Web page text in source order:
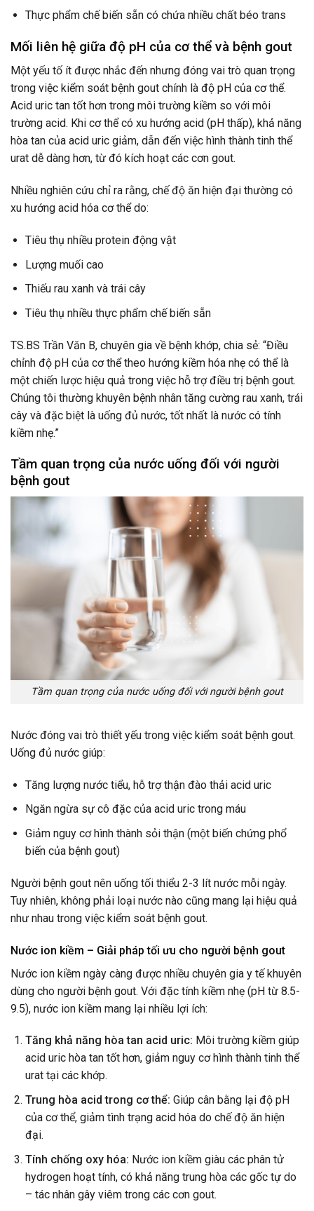
Thực phẩm chế biến sẵn có chứa nhiều chất béo trans
Mối liên hệ giữa độ pH của cơ thể và bệnh gout
Một yếu tố ít được nhắc đến nhưng đóng vai trò quan trọng
trong việc kiểm soát bệnh gout chính là độ pH của cơ thể.
Acid uric tan tốt hơn trong môi trường kiềm so với môi
trường acid. Khi cơ thể có xu hướng acid (pH thấp), khả năng
hòa tan của acid uric giảm, dẫn đến việc hình thành tinh thể
urat dễ dàng hơn, từ đó kích hoạt các cơn gout.
Nhiều nghiên cứu chỉ ra rằng, chế độ ăn hiện đại thường có
xu hướng acid hóa cơ thể do:
Tiêu thụ nhiều protein động vật
Lượng muối cao
Thiếu rau xanh và trái cây
Tiêu thụ nhiều thực phẩm chế biến sẵn
TS.BS Trần Văn B, chuyên gia về bệnh khớp, chia sẻ: “Điều
chỉnh độ pH của cơ thể theo hướng kiềm hóa nhẹ có thể là
một chiến lược hiệu quả trong việc hỗ trợ điều trị bệnh gout.
Chúng tôi thường khuyên bệnh nhân tăng cường rau xanh, trái
cây và đặc biệt là uống đủ nước, tốt nhất là nước có tính
kiềm nhẹ.”
Tầm quan trọng của nước uống đối với người
bệnh gout
Tầm quan trọng của nước uống đối với người bệnh gout
Nước đóng vai trò thiết yếu trong việc kiểm soát bệnh gout.
Uống đủ nước giúp:
Tăng lượng nước tiểu, hỗ trợ thận đào thải acid uric
Ngăn ngừa sự cô đặc của acid uric trong máu
Giảm nguy cơ hình thành sỏi thận (một biến chứng phổ
biến của bệnh gout)
Người bệnh gout nên uống tối thiểu 2-3 lít nước mỗi ngày.
Tuy nhiên, không phải loại nước nào cũng mang lại hiệu quả
như nhau trong việc kiểm soát bệnh gout.
Nước ion kiềm – Giải pháp tối ưu cho người bệnh gout
Nước ion kiềm ngày càng được nhiều chuyên gia y tế khuyên
dùng cho người bệnh gout. Với đặc tính kiềm nhẹ (pH từ 8.5-
9.5), nước ion kiềm mang lại nhiều lợi ích:
Tăng khả năng hòa tan acid uric: Môi trường kiềm giúp
acid uric hòa tan tốt hơn, giảm nguy cơ hình thành tinh thể
urat tại các khớp.
Trung hòa acid trong cơ thể: Giúp cân bằng lại độ pH
của cơ thể, giảm tình trạng acid hóa do chế độ ăn hiện
đại.
Tính chống oxy hóa: Nước ion kiềm giàu các phân tử
hydrogen hoạt tính, có khả năng trung hòa các gốc tự do
– tác nhân gây viêm trong các cơn gout.